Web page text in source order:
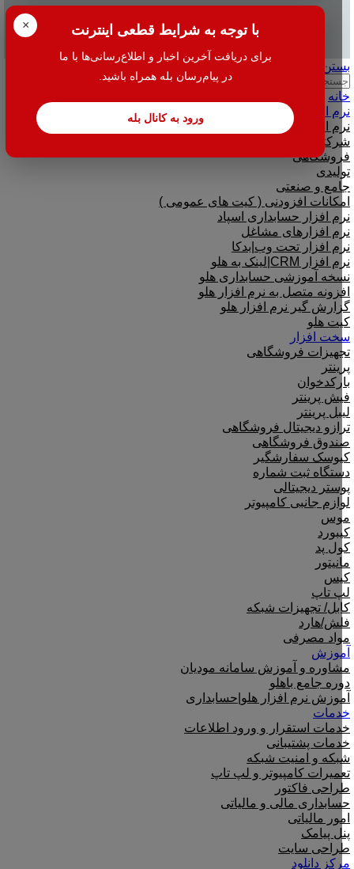
× با توجه به شرایط قطعی اینترنت
برای دریافت آخرین اخبار و اطلاع‌رسانی‌ها با ما
در پیام‌رسان بله همراه باشید.
ورود به کانال بله
بستن
جستجو
خانه
نرم افزار
نرم افزار حسابداری هلو
شرکتی
فروشگاهی
تولیدی
جامع و صنعتی
امکانات افزودنی ( کیت های عمومی )
نرم افزار حسابداری اسپاد
نرم افزارهای مشاغل
نرم افزار تحت وب|بدکا
نرم افزار CRM|لینک به هلو
نسخه آموزشی حسابداری هلو
افزونه متصل به نرم افزار هلو
گزارش گیر نرم افزار هلو
کیت هلو
سخت افزار
تجهیزات فروشگاهی
پرینتر
بارکدخوان
فیش پرینتر
لیبل پرینتر
ترازو دیجیتال فروشگاهی
صندوق فروشگاهی
کیوسک سفارشگیر
دستگاه ثبت شماره
پوستر دیجیتالی
لوازم جانبی کامپیوتر
موس
کیبورد
کول پد
مانیتور
کیس
لپ تاپ
کابل/ تجهیزات شبکه
فلش/هارد
مواد مصرفی
آموزش
مشاوره و آموزش سامانه مودیان
دوره جامع باهلو
آموزش نرم افزار هلو|حسابداری
خدمات
خدمات استقرار و ورود اطلاعات
خدمات پشتیبانی
شبکه و امنیت شبکه
تعمیرات کامپیوتر و لپ تاپ
طراحی فاکتور
حسابداری مالی و مالیاتی
امور مالیاتی
پنل پیامک
طراحی سایت
مرکز دانلود